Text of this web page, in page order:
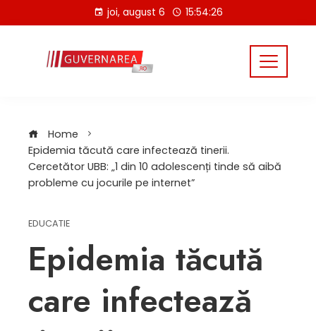
to
joi, august 6 15:54:27
Home
Epidemia tăcută care infectează tinerii.
Cercetător UBB: „1 din 10 adolescenți tinde să aibă
probleme cu jocurile pe internet”
EDUCATIE
Epidemia tăcută
care infectează